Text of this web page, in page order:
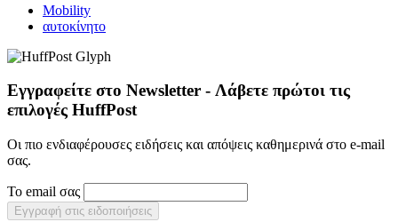
Mobility
αυτοκίνητο
Εγγραφείτε στο Newsletter - Λάβετε πρώτοι τις
επιλογές HuffPost
Οι πιο ενδιαφέρουσες ειδήσεις και απόψεις καθημερινά στο e-mail
σας.
Το email σας
Εγγραφή στις ειδοποιήσεις